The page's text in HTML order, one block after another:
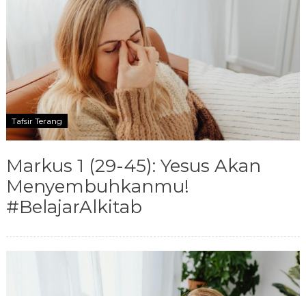
Tafsir Terang
Markus 1 (29-45): Yesus Akan
Menyembuhkanmu!
#BelajarAlkitab